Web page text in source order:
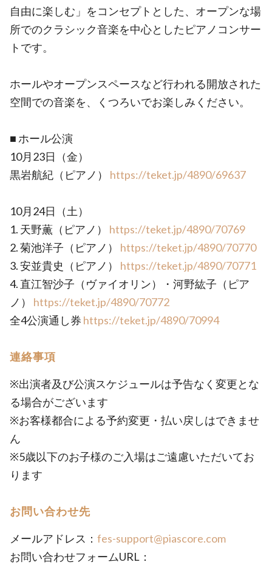
自由に楽しむ」をコンセプトとした、オープンな場
所でのクラシック音楽を中心としたピアノコンサー
トです。
ホールやオープンスペースなど行われる開放された
空間での音楽を、くつろいでお楽しみください。
■ ホール公演
10月23日（金）
黒岩航紀（ピアノ） https://teket.jp/4890/69637
10月24日（土）
1. 天野薫（ピアノ） https://teket.jp/4890/70769
2. 菊池洋子（ピアノ） https://teket.jp/4890/70770
3. 安並貴史（ピアノ） https://teket.jp/4890/70771
4. 直江智沙子（ヴァイオリン）・河野紘子（ピア
ノ） https://teket.jp/4890/70772
全4公演通し券 https://teket.jp/4890/70994
連絡事項
※出演者及び公演スケジュールは予告なく変更とな
る場合がございます
※お客様都合による予約変更・払い戻しはできませ
ん
※5歳以下のお子様のご入場はご遠慮いただいてお
ります
お問い合わせ先
メールアドレス： fes-support@piascore.com
お問い合わせフォームURL：